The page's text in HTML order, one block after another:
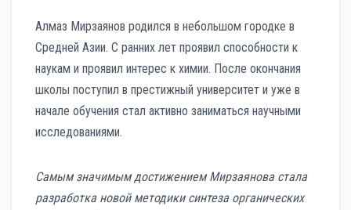
Алмаз Мирзаянов родился в небольшом городке в
Средней Азии. С ранних лет проявил способности к
наукам и проявил интерес к химии. После окончания
школы поступил в престижный университет и уже в
начале обучения стал активно заниматься научными
исследованиями.
Самым значимым достижением Мирзаянова стала
разработка новой методики синтеза органических